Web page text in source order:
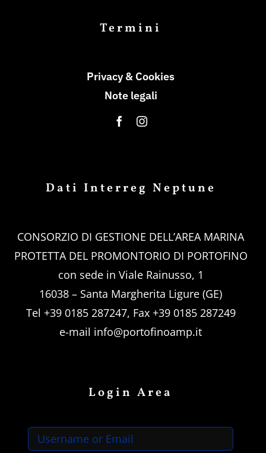
Termini
Privacy & Cookies
Note legali
Dati Interreg Neptune
CONSORZIO DI GESTIONE DELL’AREA MARINA
PROTETTA DEL PROMONTORIO DI PORTOFINO
con sede in Viale Rainusso, 1
16038 – Santa Margherita Ligure (GE)
Tel +39 0185 287247, Fax +39 0185 287249
e-mail info@portofinoamp.it
Login Area